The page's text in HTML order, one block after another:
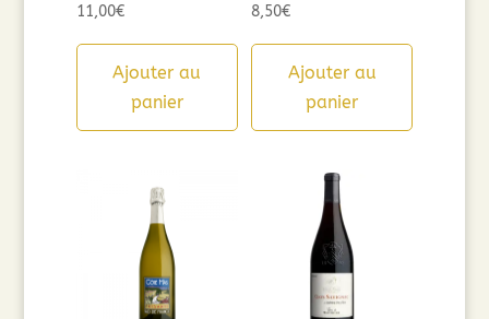
11,00€
Ajouter au
panier
8,50€
Ajouter au
panier